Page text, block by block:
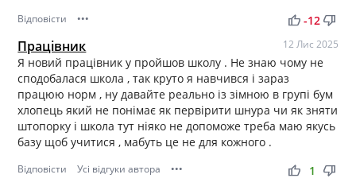
Відповісти ••• thumb_up thumb_down
-12
Працівник 12 Лис 2025
Я новий працівник у пройшов школу . Не знаю чому не
сподобалася школа , так круто я навчився і зараз
працюю норм , ну давайте реально із зімною в групі бум
хлопець який не понімає як первірити шнура чи як зняти
штопорку і школа тут ніяко не допоможе треба маю якусь
базу щоб учитися , мабуть це не для кожного .
Відповісти Усі відгуки автора ••• thumb_up thumb_down
1